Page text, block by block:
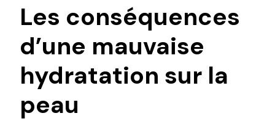
Les conséquences
d’une mauvaise
hydratation sur la
peau